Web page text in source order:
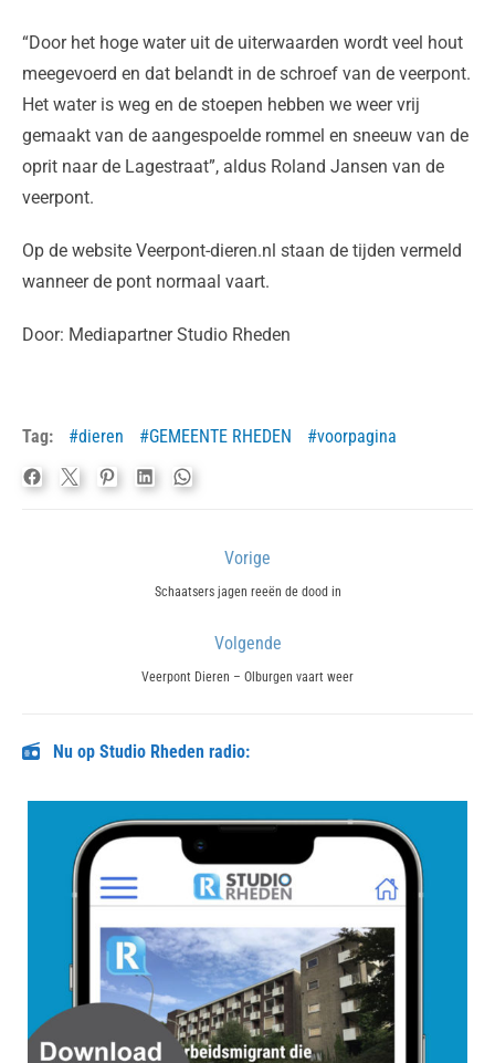
“Door het hoge water uit de uiterwaarden wordt veel hout
meegevoerd en dat belandt in de schroef van de veerpont.
Het water is weg en de stoepen hebben we weer vrij
gemaakt van de aangespoelde rommel en sneeuw van de
oprit naar de Lagestraat”, aldus Roland Jansen van de
veerpont.
Op de website Veerpont-dieren.nl staan de tijden vermeld
wanneer de pont normaal vaart.
Door: Mediapartner Studio Rheden
Tag: dieren GEMEENTE RHEDEN voorpagina
Vorige
Previous
Schaatsers jagen reeën de dood in
Volgende
Next
Veerpont Dieren – Olburgen vaart weer
Nu op Studio Rheden radio: